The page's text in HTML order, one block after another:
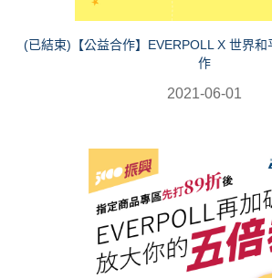
(已結束)【公益合作】EVERPOLL X 世界
作
2021-06-01